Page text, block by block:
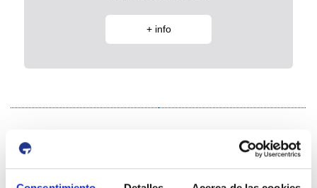
+ info